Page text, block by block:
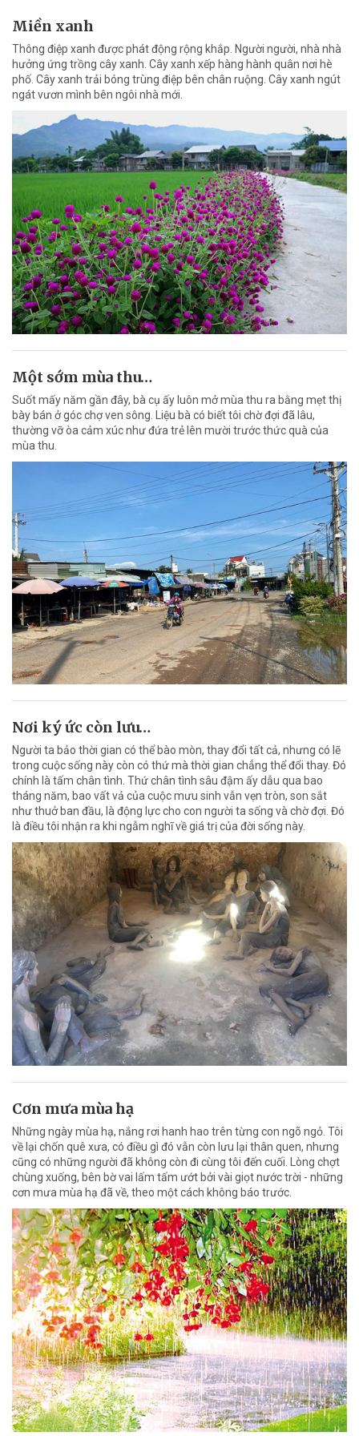
Miền xanh
Thông điệp xanh được phát động rộng khắp. Người người, nhà nhà
hưởng ứng trồng cây xanh. Cây xanh xếp hàng hành quân nơi hè
phố. Cây xanh trải bóng trùng điệp bên chân ruộng. Cây xanh ngút
ngát vươn mình bên ngôi nhà mới.
Một sớm mùa thu…
Suốt mấy năm gần đây, bà cụ ấy luôn mở mùa thu ra bằng mẹt thị
bày bán ở góc chợ ven sông. Liệu bà có biết tôi chờ đợi đã lâu,
thường vỡ òa cảm xúc như đứa trẻ lên mười trước thức quà của
mùa thu.
Nơi ký ức còn lưu…
Người ta bảo thời gian có thể bào mòn, thay đổi tất cả, nhưng có lẽ
trong cuộc sống này còn có thứ mà thời gian chẳng thể đổi thay. Đó
chính là tấm chân tình. Thứ chân tình sâu đậm ấy dẫu qua bao
tháng năm, bao vất vả của cuộc mưu sinh vẫn vẹn tròn, son sắt
như thuở ban đầu, là động lực cho con người ta sống và chờ đợi. Đó
là điều tôi nhận ra khi ngẫm nghĩ về giá trị của đời sống này.
Cơn mưa mùa hạ
Những ngày mùa hạ, nắng rơi hanh hao trên từng con ngõ ngỏ. Tôi
về lại chốn quê xưa, có điều gì đó vẫn còn lưu lại thân quen, nhưng
cũng có những người đã không còn đi cùng tôi đến cuối. Lòng chợt
chùng xuống, bên bờ vai lấm tấm ướt bởi vài giọt nước trời - những
cơn mưa mùa hạ đã về, theo một cách không báo trước.